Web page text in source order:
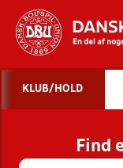
KLUB/HOLD
Find